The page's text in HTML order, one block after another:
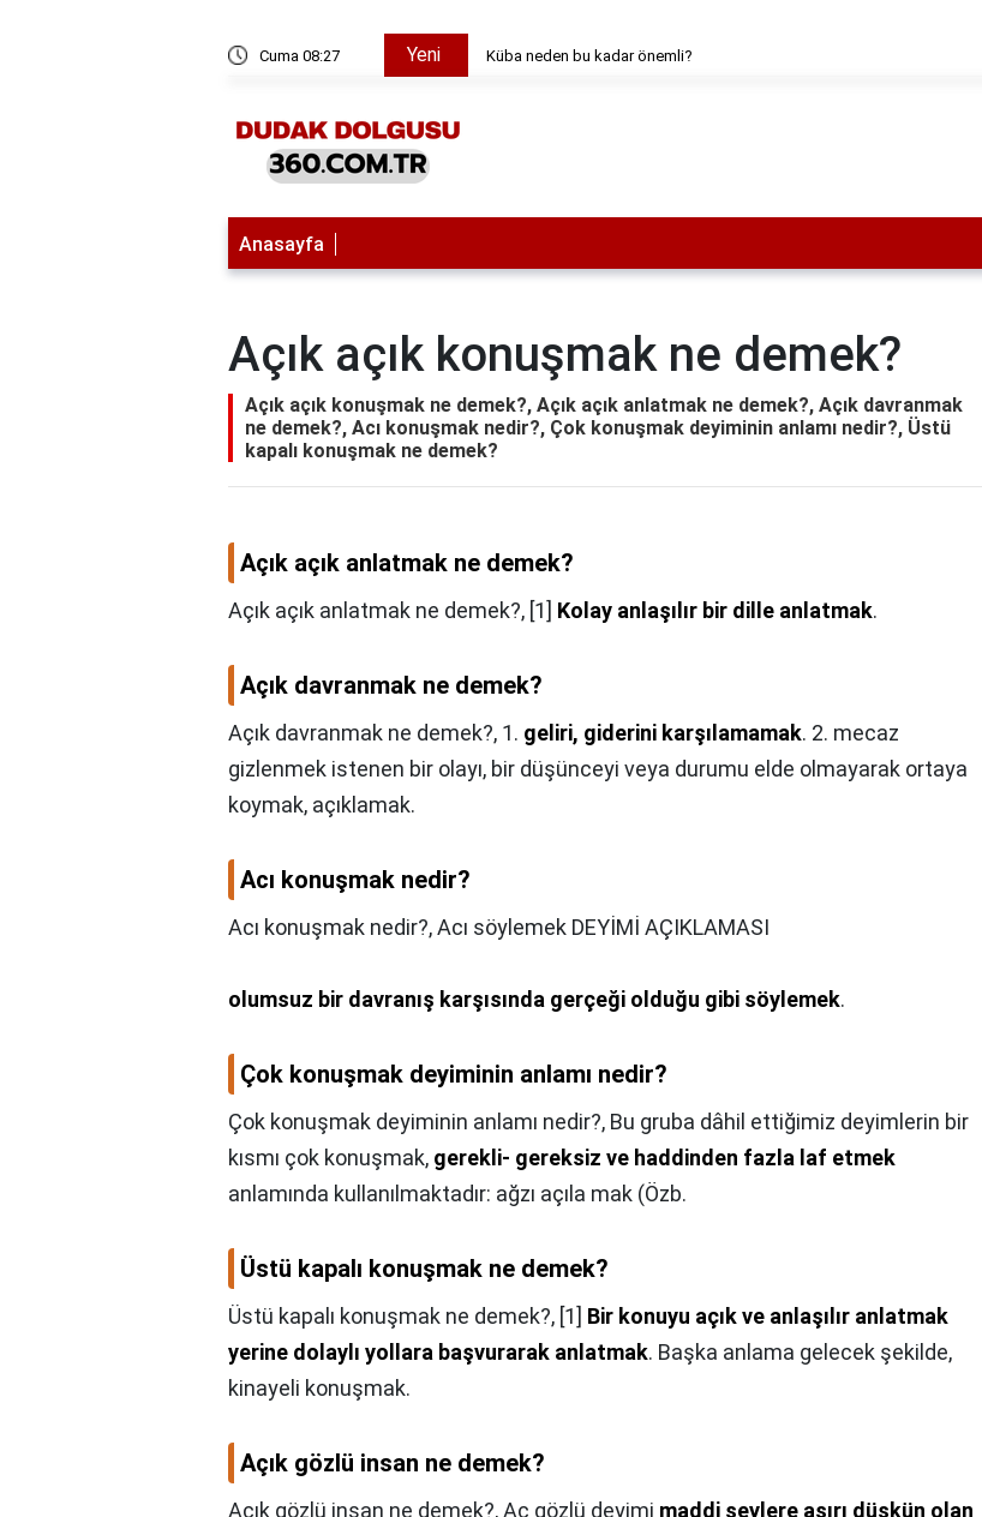
Cuma 08:27 Yeni Küba neden bu kadar önemli?
Anasayfa
Açık açık konuşmak ne demek?
Açık açık konuşmak ne demek?, Açık açık anlatmak ne demek?, Açık davranmak
ne demek?, Acı konuşmak nedir?, Çok konuşmak deyiminin anlamı nedir?, Üstü
kapalı konuşmak ne demek?
Açık açık anlatmak ne demek?
Açık açık anlatmak ne demek?, [1] Kolay anlaşılır bir dille anlatmak.
Açık davranmak ne demek?
Açık davranmak ne demek?, 1. geliri, giderini karşılamamak. 2. mecaz
gizlenmek istenen bir olayı, bir düşünceyi veya durumu elde olmayarak ortaya
koymak, açıklamak.
Acı konuşmak nedir?
Acı konuşmak nedir?,Acı söylemek DEYİMİ AÇIKLAMASI
olumsuz bir davranış karşısında gerçeği olduğu gibi söylemek.
Çok konuşmak deyiminin anlamı nedir?
Çok konuşmak deyiminin anlamı nedir?, Bu gruba dâhil ettiğimiz deyimlerin bir
kısmı çok konuşmak, gerekli- gereksiz ve haddinden fazla laf etmek
anlamında kullanılmaktadır: ağzı açıla mak (Özb.
Üstü kapalı konuşmak ne demek?
Üstü kapalı konuşmak ne demek?, [1] Bir konuyu açık ve anlaşılır anlatmak
yerine dolaylı yollara başvurarak anlatmak. Başka anlama gelecek şekilde,
kinayeli konuşmak.
Açık gözlü insan ne demek?
Açık gözlü insan ne demek?,Aç gözlü deyimi maddi şeylere aşırı düşkün olan